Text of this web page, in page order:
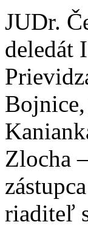
JUDr.
deledát
Zlocha
riaditeľ